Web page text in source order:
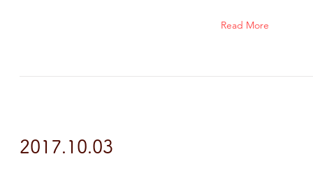
Read More
2017.10.03